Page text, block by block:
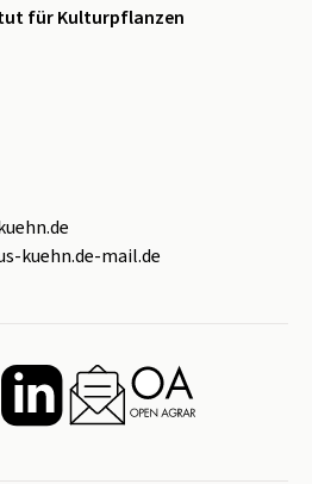
für Kulturpflanzen
kuehn.de-mail.de